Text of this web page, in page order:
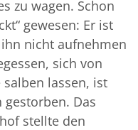
zu wagen. Schon
gewesen: Er ist
nicht aufnehmen
sich von
lassen, ist
Das
stellte den